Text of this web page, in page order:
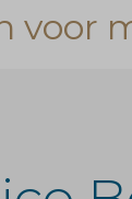
voor